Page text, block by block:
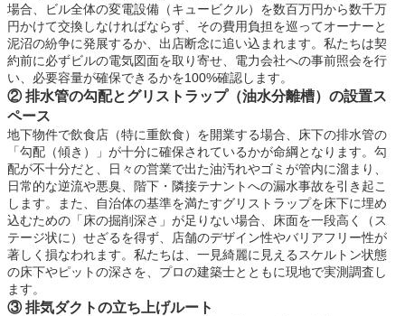
場合、ビル全体の変電設備（キュービクル）を数百万円から数千万
円かけて交換しなければならず、その費用負担を巡ってオーナーと
泥沼の紛争に発展するか、出店断念に追い込まれます。私たちは契
約前に必ずビルの電気図面を取り寄せ、電力会社への事前照会を行
い、必要容量が確保できるかを100%確認します。
② 排水管の勾配とグリストラップ（油水分離槽）の設置ス
ペース
地下物件で飲食店（特に重飲食）を開業する場合、床下の排水管の
「勾配（傾き）」が十分に確保されているかが命綱となります。勾
配が不十分だと、日々の営業で出た油汚れやゴミが管内に溜まり、
日常的な逆流や悪臭、階下・隣接テナントへの漏水事故を引き起こ
します。また、自治体の基準を満たすグリストラップを床下に埋め
込むための「床の掘削深さ」が足りない場合、床面を一段高く（ス
テージ状に）せざるを得ず、店舗のデザイン性やバリアフリー性が
著しく損なわれます。私たちは、一見綺麗に見えるスケルトン状態
の床下やピットの深さを、プロの建築士とともに現地で実測調査し
ます。
③ 排気ダクトの立ち上げルート